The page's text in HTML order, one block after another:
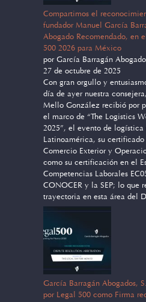
Compartimos el
fundador Manuel García
Abogado Recomendado, en
500 2026 para México
por García Barragán
27 de octubre de 2025
Con gran orgullo y
día de ayer nuestra
Mello González recibió por
el marco de “The Logistics
2025”, el evento de logística
Latinoamérica, su
Comercio Exterior y
como su certificación en el
Competencias Laborales
CONOCER y la SEP; lo que
trayectoria en esta área del
García Barragán Abogados,
por Legal 500 como Firma